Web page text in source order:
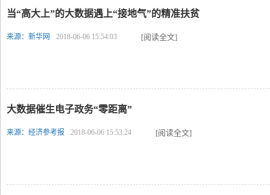
当“高大上”的大数据遇上“接地气”的精准扶贫
来源：新华网 2018-06-06 15:54:03 [阅读全文]
大数据催生电子政务“零距离”
来源：经济参考报 2018-06-06 15:53:24 [阅读全文]